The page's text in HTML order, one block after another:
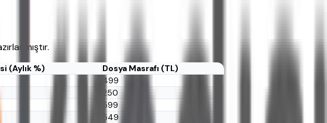
(Aylık %)
Dosya Masrafı (TL)
499
250
599
549